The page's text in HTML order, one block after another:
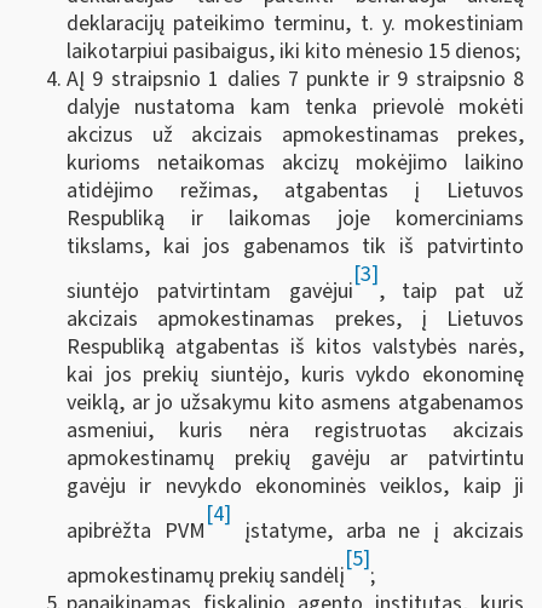
deklaracijų pateikimo terminu, t. y. mokestiniam
laikotarpiui pasibaigus, iki kito mėnesio 15 dienos;
AĮ 9 straipsnio 1 dalies 7 punkte ir 9 straipsnio 8
dalyje nustatoma kam tenka prievolė mokėti
akcizus už akcizais apmokestinamas prekes,
kurioms netaikomas akcizų mokėjimo laikino
atidėjimo režimas, atgabentas į Lietuvos
Respubliką ir laikomas joje komerciniams
tikslams, kai jos gabenamos tik iš patvirtinto
siuntėjo patvirtintam gavėjui
[3]
, taip pat už
akcizais apmokestinamas prekes, į Lietuvos
Respubliką atgabentas iš kitos valstybės narės,
kai jos prekių siuntėjo, kuris vykdo ekonominę
veiklą, ar jo užsakymu kito asmens atgabenamos
asmeniui, kuris nėra registruotas akcizais
apmokestinamų prekių gavėju ar patvirtintu
gavėju ir nevykdo ekonominės veiklos, kaip ji
apibrėžta PVM
[4]
įstatyme, arba ne į akcizais
apmokestinamų prekių sandėlį
[5]
;